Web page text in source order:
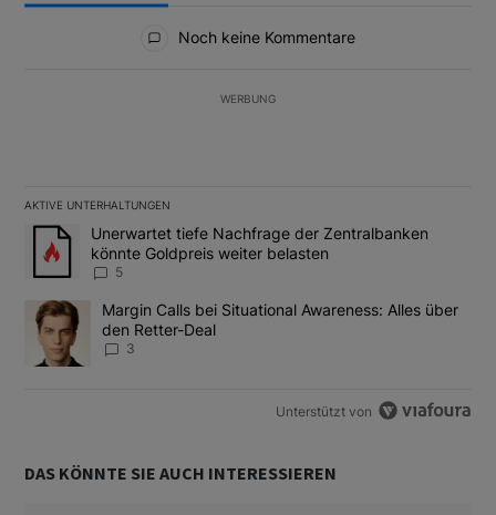
Noch keine Kommentare
WERBUNG
AKTIVE UNTERHALTUNGEN
Das Folgende ist eine Liste der am meisten kommentierten
Ein Trendartikel mit dem Titel "Unerwartet tiefe Nachfrage der
Unerwartet tiefe Nachfrage der Zentralbanken
könnte Goldpreis weiter belasten
5
Ein Trendartikel mit dem Titel "Margin Calls bei Situational
Margin Calls bei Situational Awareness: Alles über
den Retter-Deal
3
Unterstützt von
DAS KÖNNTE SIE AUCH INTERESSIEREN